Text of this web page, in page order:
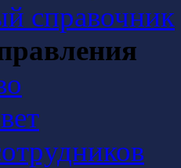
справочник